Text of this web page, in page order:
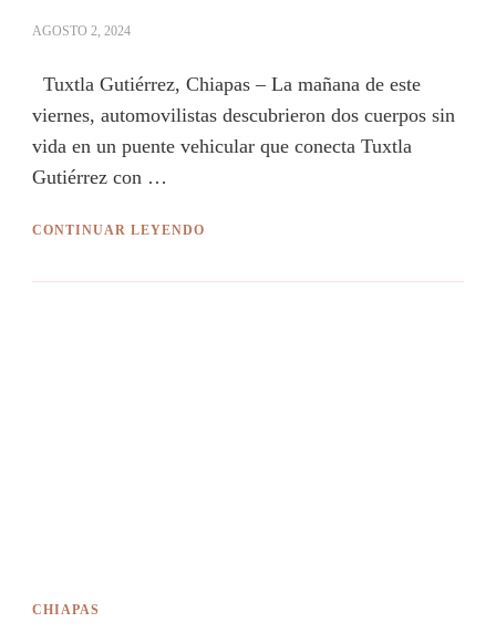
AGOSTO 2, 2024
Tuxtla Gutiérrez, Chiapas – La mañana de este
viernes, automovilistas descubrieron dos cuerpos sin
vida en un puente vehicular que conecta Tuxtla
Gutiérrez con …
CONTINUAR LEYENDO
CHIAPAS